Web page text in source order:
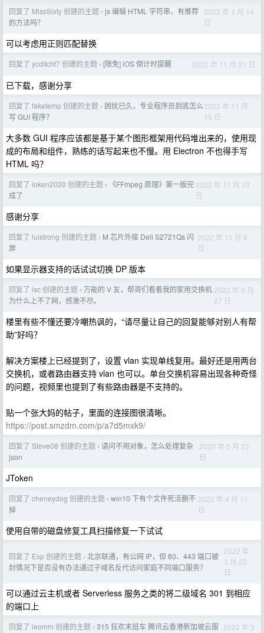
回复了 MissSixty 创建的主题 › js 编辑 HTML 字符串，有推荐
的方法吗？
2023 年 1 月 14
日
可以考虑用正则匹配替换
回复了 ycditchf7 创建的主题 › [限免] iOS 倒计时提醒 2022 年 11 月 21 日
已下载，感谢分享
回复了 faketemp 创建的主题 › 困扰已久，专业程序员到底怎么
写 GUI 程序？
2022 年 11 月
15 日
大多数 GUI 程序应该都是基于某个图形框架用代码堆出来的，使用现
成的布局和组件，熟练的话写起来也不慢。用 Electron 不也得手写
HTML 吗？
回复了 loken2020 创建的主题 ›
《FFmpeg 原理》第一版完
成了
2022 年 11 月 13
日
感谢分享
回复了 luistrong 创建的主题 › M 芯片外接 Dell S2721Qs 闪
屏
2022 年 11 月 8
日
如果显示器支持的话试试切换 DP 版本
回复了 isc 创建的主题 › 万能的 V 友，帮哥们看看我的家用交换机
为什么上不了网，感激不尽。
2022 年 9 月
27 日
楼里有些不懂还要冷嘲热讽的，“请尽量让自己的回复能够对别人有帮
助”好吗？
解决方案楼上已经提到了，设置 vlan 实现单线复用。最好还是用两台
交换机，或者路由器支持 vlan 也可以。单台交换机容易出现各种奇怪
的问题，视频里也提到了有些路由器是不支持的。
贴一个张大妈的帖子，里面的连接图很清晰。
https://post.smzdm.com/p/a7d5mxk9/
回复了 Steve08 创建的主题 › 请问不用对象，怎么处理复杂
json
2022 年 5 月 22
日
JToken
回复了 cheneydog 创建的主题 › win10 下有个文件死活删不
掉
2022 年 4 月 11
日
使用自带的磁盘修复工具扫描修复一下试试
回复了 Exp 创建的主题 › 北京联通，有公网 IP，但 80、443 端口被
封情况下是否没有办法通过子域名反代访问家庭不同端口服务？
2022 年
3 月 23
日
可以通过云主机或者 Serverless 服务之类的将二级域名 301 到相应
的端口上
回复了 leomm 创建的主题 › 315 狂欢末班车 腾讯云香港新加坡云服 2022 年 3